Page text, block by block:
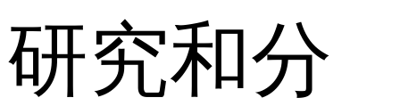
研究和分